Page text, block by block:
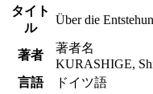
タイト
ル
Über die
著者
著者名
KURASHIGE,
言語
ドイツ語